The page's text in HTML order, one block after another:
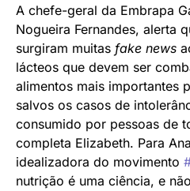
A chefe-geral da Embrapa
Nogueira Fernandes, alerta
surgiram muitas fake news
lácteos que devem ser
alimentos mais importantes
salvos os casos de
consumido por pessoas de
completa Elizabeth. Para
idealizadora do movimento
nutrição é uma ciência, e